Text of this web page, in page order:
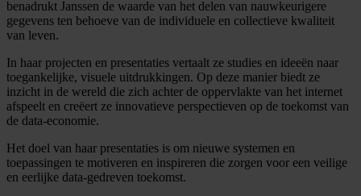
benadrukt Janssen de waarde van het delen van nauwkeurigere
gegevens ten behoeve van de individuele en collectieve kwaliteit
van leven.
In haar projecten en presentaties vertaalt ze studies en ideeën naar
toegankelijke, visuele uitdrukkingen. Op deze manier biedt ze
inzicht in de wereld die zich achter de oppervlakte van het internet
afspeelt en creëert ze innovatieve perspectieven op de toekomst van
de data-economie.
Het doel van haar presentaties is om nieuwe systemen en
toepassingen te motiveren en inspireren die zorgen voor een veilige
en eerlijke data-gedreven toekomst.